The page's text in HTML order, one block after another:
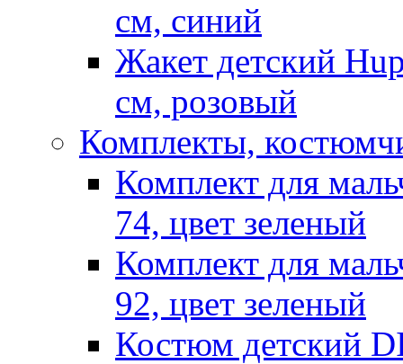
см, синий
Жакет детский
см, розовый
Комплекты,
Комплект для
74, цвет зеленый
Комплект для
92, цвет зеленый
Костюм детский